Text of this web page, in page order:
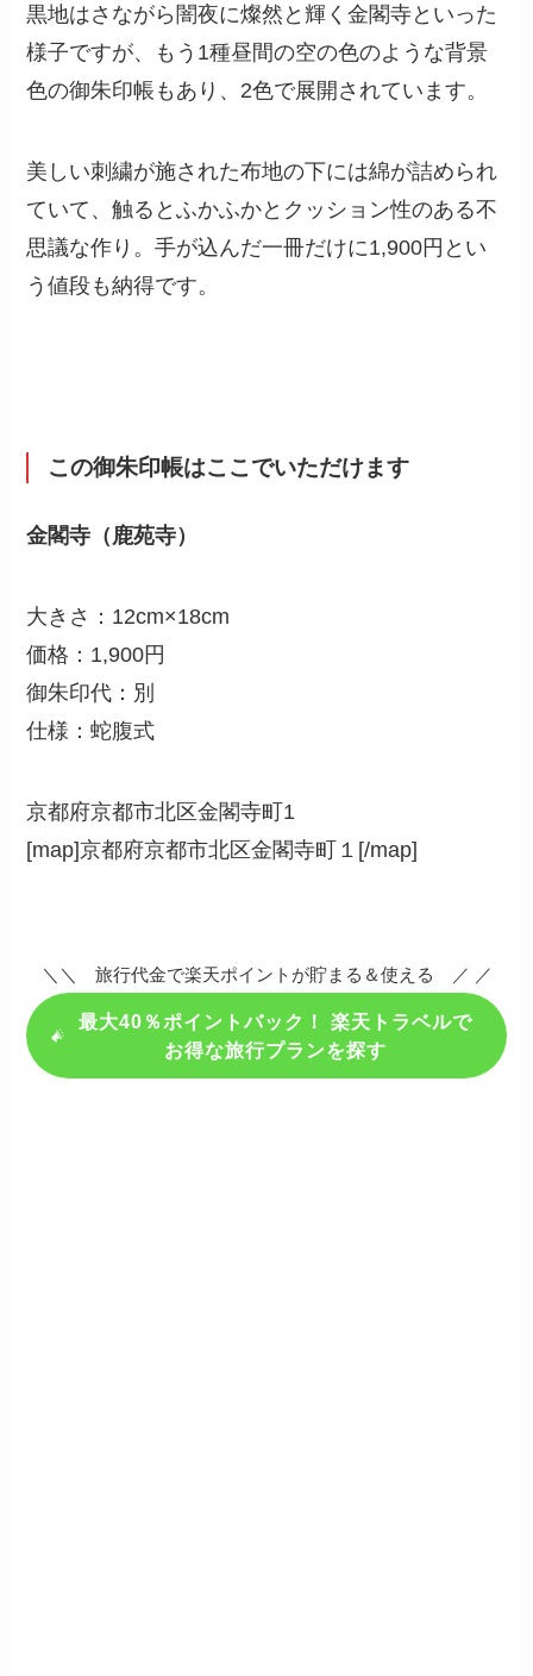
黒地はさながら闇夜に燦然と輝く金閣寺といった
様子ですが、もう1種昼間の空の色のような背景
色の御朱印帳もあり、2色で展開されています。
美しい刺繍が施された布地の下には綿が詰められ
ていて、触るとふかふかとクッション性のある不
思議な作り。手が込んだ一冊だけに1,900円とい
う値段も納得です。
この御朱印帳はここでいただけます
金閣寺（鹿苑寺）
大きさ：12cm×18cm
価格：1,900円
御朱印代：別
仕様：蛇腹式
京都府京都市北区金閣寺町1
[map]京都府京都市北区金閣寺町１[/map]
＼＼ 旅行代金で楽天ポイントが貯まる＆使える ／ ／
最大40％ポイントバック！ 楽天トラベルで
お得な旅行プランを探す